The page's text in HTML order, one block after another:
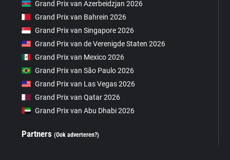
Grand Prix van Azerbeidzjan 2026
Grand Prix van Bahrein 2026
Grand Prix van Singapore 2026
Grand Prix van de Verenigde Staten 2026
Grand Prix van Mexico 2026
Grand Prix van São Paulo 2026
Grand Prix van Las Vegas 2026
Grand Prix van Qatar 2026
Grand Prix van Abu Dhabi 2026
Partners(Ook adverteren?)